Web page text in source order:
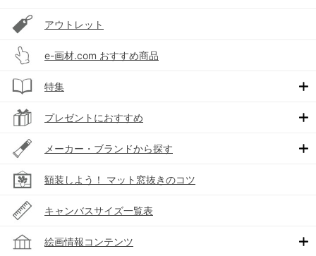
アウトレット
e-画材.com おすすめ商品
特集
プレゼントにおすすめ
メーカー・ブランドから探す
額装しよう！ マット窓抜きのコツ
キャンバスサイズ一覧表
絵画情報コンテンツ